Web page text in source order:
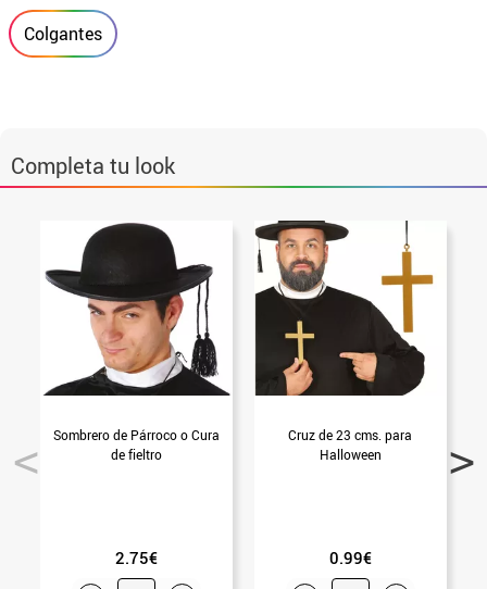
Colgantes
Completa tu look
Sombrero de Párroco o Cura
de fieltro
2.75€
Cruz de 23 cms. para
Halloween
0.99€